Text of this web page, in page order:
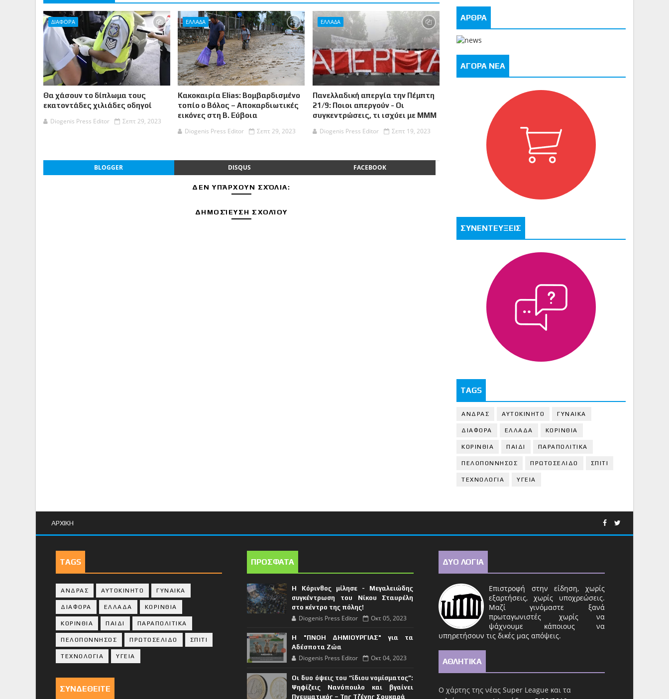
ΔΙΑΦΟΡΑ
Θα χάσουν το δίπλωμα τους
εκατοντάδες χιλιάδες οδηγοί
Diogenis Press Editor
Σεπτ 29, 2023
ΕΛΛΑΔΑ
Κακοκαιρία Elias: Βομβαρδισμένο
τοπίο ο Βόλος – Αποκαρδιωτικές
εικόνες στη Β. Εύβοια
Diogenis Press Editor
Σεπτ 29, 2023
ΕΛΛΑΔΑ
Πανελλαδική απεργία την Πέμπτη
21/9: Ποιοι απεργούν - Οι
συγκεντρώσεις, τι ισχύει με ΜΜΜ
Diogenis Press Editor
Σεπτ 19, 2023
BLOGGER DISQUS FACEBOOK
ΔΕΝ ΥΠΆΡΧΟΥΝ ΣΧΌΛΙΑ:
ΔΗΜΟΣΊΕΥΣΗ ΣΧΟΛΊΟΥ
ΑΡΘΡΑ
ΑΓΟΡΑ ΝΕΑ
ΣΥΝΕΝΤΕΥΞΕΙΣ
TAGS
ΑΝΔΡΑΣ ΑΥΤΟΚΙΝΗΤΟ ΓΥΝΑΙΚΑ
ΔΙΑΦΟΡΑ ΕΛΛΑΔΑ ΚΟΡΙΝΘΙΑ
ΚΟΡΙΝΘΙA ΠΑΙΔΙ ΠΑΡΑΠΟΛΙΤΙΚΑ
ΠΕΛΟΠΟΝΝΗΣΟΣ ΠΡΩΤΟΣΕΛΙΔΟ ΣΠΙΤΙ
ΤΕΧΝΟΛΟΓΙΑ ΥΓΕΙΑ
ΑΡΧΙΚΗ
TAGS
ΑΝΔΡΑΣ ΑΥΤΟΚΙΝΗΤΟ ΓΥΝΑΙΚΑ
ΔΙΑΦΟΡΑ ΕΛΛΑΔΑ ΚΟΡΙΝΘΙΑ
ΚΟΡΙΝΘΙA ΠΑΙΔΙ ΠΑΡΑΠΟΛΙΤΙΚΑ
ΠΕΛΟΠΟΝΝΗΣΟΣ ΠΡΩΤΟΣΕΛΙΔΟ ΣΠΙΤΙ
ΤΕΧΝΟΛΟΓΙΑ ΥΓΕΙΑ
ΣΥΝΔΕΘΕΙΤΕ
ΠΡΟΣΦΑΤΑ
Η Κόρινθος μίλησε - Μεγαλειώδης
συγκέντρωση του Νίκου Σταυρέλη
στο κέντρο της πόλης!
Diogenis Press Editor Οκτ 05, 2023
Η "ΠΝΟΗ ΔΗΜΙΟΥΡΓΙΑΣ" για τα
Αδέσποτα Ζώα
Diogenis Press Editor Οκτ 04, 2023
Οι δυο όψεις του “ίδιου νομίσματος”:
Ψηφίζεις Νανόπουλο και βγαίνει
Πνευματικός – Της Τζένης Σουκαρά
ΔΥΟ ΛΟΓΙΑ
Επιστροφή στην είδηση, χωρίς
εξαρτήσεις, χωρίς υποχρεώσεις.
Μαζί γινόμαστε ξανά
πρωταγωνιστές χωρίς να
ψάχνουμε κάποιους να
υπηρετήσουν τις δικές μας απόψεις.
ΑΘΛΗΤΙΚΑ
Ο χάρτης της νέας Super League και τα